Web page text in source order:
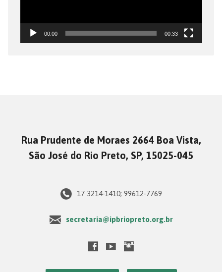
00:00 00:33
Rua Prudente de Moraes 2664 Boa Vista,
São José do Rio Preto, SP, 15025-045
17 3214-1410; 99612-7769
secretaria@ipbriopreto.org.br